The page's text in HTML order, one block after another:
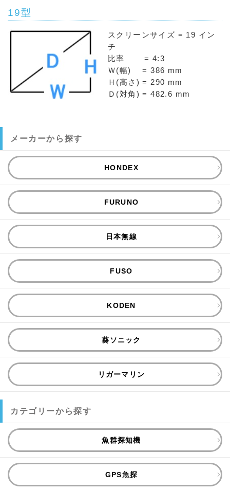
19型
スクリーンサイズ = 19 イン
チ
比率 = 4:3
Ｗ(幅) = 386 mm
Ｈ(高さ) = 290 mm
Ｄ(対角) = 482.6 mm
メーカーから探す
HONDEX
FURUNO
日本無線
FUSO
KODEN
葵ソニック
リガーマリン
カテゴリーから探す
魚群探知機
GPS魚探